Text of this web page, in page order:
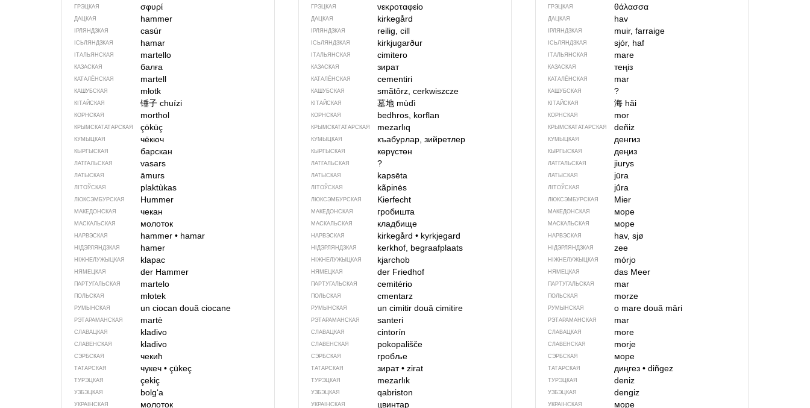
ГРЭЦКАЯ σφυρί
ДАЦКАЯ hammer
ІРЛЯНДЗКАЯ casúr
ІСЬЛЯНДЗКАЯ hamar
ІТАЛЬЯНСКАЯ martello
КАЗАСКАЯ балға
КАТАЛЁНСКАЯ martell
КАШУБСКАЯ młotk
КІТАЙСКАЯ 锤子 chuízi
КОРНСКАЯ morthol
КРЫМСКАТАТАРСКАЯ çöküç
КУМЫЦКАЯ чёкюч
КЫРГЫСКАЯ барскан
ЛАТГАЛЬСКАЯ vasars
ЛАТЫСКАЯ āmurs
ЛІТОЎСКАЯ plaktùkas
ЛЮКСЭМБУРСКАЯ Hummer
МАКЕДОНСКАЯ чекан
МАСКАЛЬСКАЯ молоток
НАРВЭСКАЯ hammer •hamar
НІДЭРЛЯНДЗКАЯ hamer
НІЖНЕЛУЖЫЦКАЯ klapac
НЯМЕЦКАЯ der Hammer
ПАРТУГАЛЬСКАЯ martelo
ПОЛЬСКАЯ młotek
РУМЫНСКАЯ un ciocan două ciocane
РЭТАРАМАНСКАЯ martè
СЛАВАЦКАЯ kladivo
СЛАВЕНСКАЯ kladivo
СЭРБСКАЯ чекић
ТАТАРСКАЯ чүкеч •çükeç
ТУРЭЦКАЯ çekiç
УЗБЭЦКАЯ bolgʻa
УКРАІНСКАЯ молоток
ГРЭЦКАЯ νεκροταφείο
ДАЦКАЯ kirkegård
ІРЛЯНДЗКАЯ reilig, cill
ІСЬЛЯНДЗКАЯ kirkjugarður
ІТАЛЬЯНСКАЯ cimitero
КАЗАСКАЯ зират
КАТАЛЁНСКАЯ cementiri
КАШУБСКАЯ smãtôrz, cerkwiszcze
КІТАЙСКАЯ 墓地 mùdì
КОРНСКАЯ bedhros, korflan
КРЫМСКАТАТАРСКАЯ mezarlıq
КУМЫЦКАЯ къабурлар, зийретлер
КЫРГЫСКАЯ көрүстөн
ЛАТГАЛЬСКАЯ ?
ЛАТЫСКАЯ kapsēta
ЛІТОЎСКАЯ kãpinės
ЛЮКСЭМБУРСКАЯ Kierfecht
МАКЕДОНСКАЯ гробишта
МАСКАЛЬСКАЯ кладбище
НАРВЭСКАЯ kirkegård • kyrkjegard
НІДЭРЛЯНДЗКАЯ kerkhof, begraafplaats
НІЖНЕЛУЖЫЦКАЯ kjarchob
НЯМЕЦКАЯ der Friedhof
ПАРТУГАЛЬСКАЯ cemitério
ПОЛЬСКАЯ cmentarz
РУМЫНСКАЯ un cimitir două cimitire
РЭТАРАМАНСКАЯ santeri
СЛАВАЦКАЯ cintorín
СЛАВЕНСКАЯ pokopališče
СЭРБСКАЯ гробље
ТАТАРСКАЯ зират• zirat
ТУРЭЦКАЯ mezarlık
УЗБЭЦКАЯ qabriston
УКРАІНСКАЯ цвинтар
ГРЭЦКАЯ θάλασσα
ДАЦКАЯ hav
ІРЛЯНДЗКАЯ muir, farraige
ІСЬЛЯНДЗКАЯ sjór, haf
ІТАЛЬЯНСКАЯ mare
КАЗАСКАЯ теңіз
КАТАЛЁНСКАЯ mar
КАШУБСКАЯ ?
КІТАЙСКАЯ 海 hǎi
КОРНСКАЯ mor
КРЫМСКАТАТАРСКАЯ deñiz
КУМЫЦКАЯ денгиз
КЫРГЫСКАЯ деңиз
ЛАТГАЛЬСКАЯ jiurys
ЛАТЫСКАЯ jūra
ЛІТОЎСКАЯ jū́ra
ЛЮКСЭМБУРСКАЯ Mier
МАКЕДОНСКАЯ море
МАСКАЛЬСКАЯ море
НАРВЭСКАЯ hav, sjø
НІДЭРЛЯНДЗКАЯ zee
НІЖНЕЛУЖЫЦКАЯ mórjo
НЯМЕЦКАЯ das Meer
ПАРТУГАЛЬСКАЯ mar
ПОЛЬСКАЯ morze
РУМЫНСКАЯ o maredouă mări
РЭТАРАМАНСКАЯ mar
СЛАВАЦКАЯ more
СЛАВЕНСКАЯ morje
СЭРБСКАЯ море
ТАТАРСКАЯ диңгез• diñgez
ТУРЭЦКАЯ deniz
УЗБЭЦКАЯ dengiz
УКРАІНСКАЯ море